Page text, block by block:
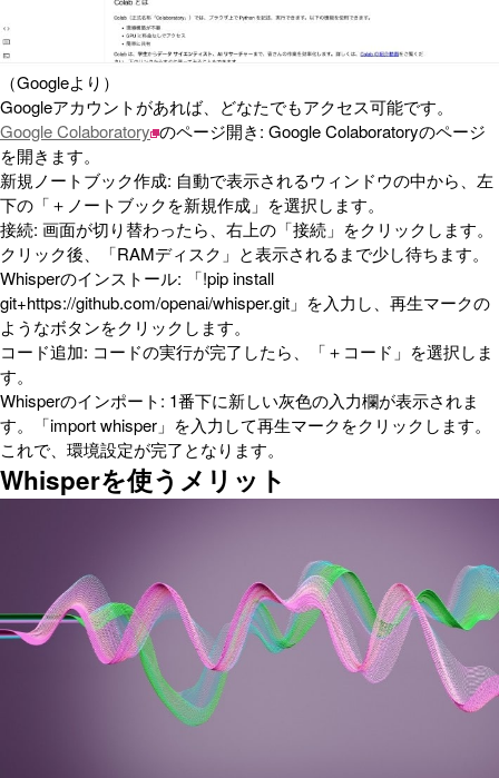
（Googleより）
Googleアカウントがあれば、どなたでもアクセス可能です。
Google Colaboratory のページ開き: Google Colaboratoryのページ
を開きます。
新規ノートブック作成: 自動で表示されるウィンドウの中から、左
下の「＋ノートブックを新規作成」を選択します。
接続: 画面が切り替わったら、右上の「接続」をクリックします。
クリック後、「RAMディスク」と表示されるまで少し待ちます。
Whisperのインストール: 「!pip install
git+https://github.com/openai/whisper.git」を入力し、再生マークの
ようなボタンをクリックします。
コード追加: コードの実行が完了したら、「＋コード」を選択しま
す。
Whisperのインポート: 1番下に新しい灰色の入力欄が表示されま
す。「import whisper」を入力して再生マークをクリックします。
これで、環境設定が完了となります。
Whisperを使うメリット